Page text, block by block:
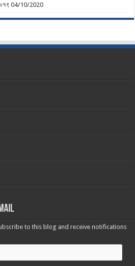
04/10/2020
to this blog and receive notifications